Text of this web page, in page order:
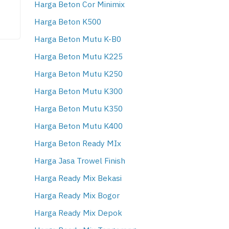
Harga Beton Cor Minimix
Harga Beton K500
Harga Beton Mutu K-B0
Harga Beton Mutu K225
Harga Beton Mutu K250
Harga Beton Mutu K300
Harga Beton Mutu K350
Harga Beton Mutu K400
Harga Beton Ready MIx
Harga Jasa Trowel Finish
Harga Ready Mix Bekasi
Harga Ready Mix Bogor
Harga Ready Mix Depok